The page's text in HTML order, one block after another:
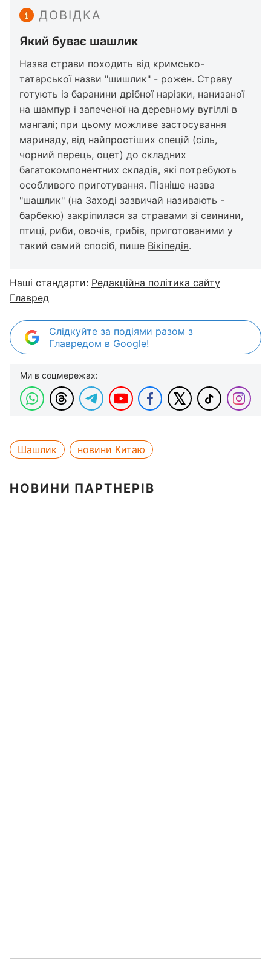
ДОВІДКА
Який буває шашлик
Назва страви походить від кримсько-
татарської назви "шишлик" - рожен. Страву
готують із баранини дрібної нарізки, нанизаної
на шампур і запеченої на деревному вугіллі в
мангалі; при цьому можливе застосування
маринаду, від найпростіших спецій (сіль,
чорний перець, оцет) до складних
багатокомпонентних складів, які потребують
особливого приготування. Пізніше назва
"шашлик" (на Заході зазвичай називають -
барбекю) закріпилася за стравами зі свинини,
птиці, риби, овочів, грибів, приготованими у
такий самий спосіб, пише Вікіпедія.
Наші стандарти: Редакційна політика сайту
Главред
Слідкуйте за подіями разом з
Главредом в Google!
Ми в соцмережах:
Шашлик новини Китаю
НОВИНИ ПАРТНЕРІВ